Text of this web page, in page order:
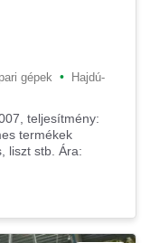
gépek •
Hajdú-
teljesítmény:
termékek
liszt stb. Ára: